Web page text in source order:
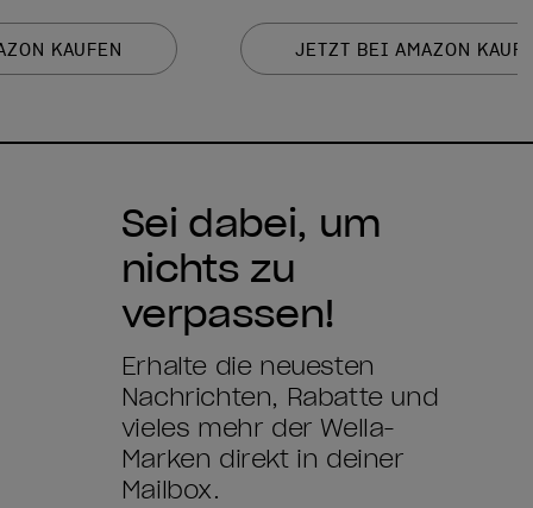
KAUFEN JETZT BEI AMAZON
Sei dabei, um
nichts zu
verpassen!
Erhalte die neuesten
Nachrichten, Rabatte und
vieles mehr der Wella-
Marken direkt in deiner
Mailbox.